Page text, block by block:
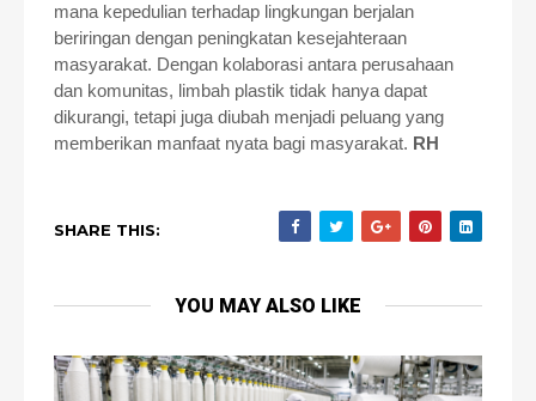
mana kepedulian terhadap lingkungan berjalan
beriringan dengan peningkatan kesejahteraan
masyarakat. Dengan kolaborasi antara perusahaan
dan komunitas, limbah plastik tidak hanya dapat
dikurangi, tetapi juga diubah menjadi peluang yang
memberikan manfaat nyata bagi masyarakat. RH
SHARE THIS:
YOU MAY ALSO LIKE